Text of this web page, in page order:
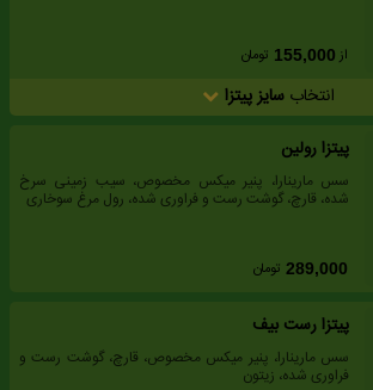
از 155,000 تومان
انتخابسایز پیتزا
پیتزا رولین
سس مارینارا، پنیر میکس مخصوص، سیب زمینی سرخ
شده، قارچ، گوشت رست و فراوری شده، رول مرغ سوخاری
289,000 تومان
پیتزا رست بیف
سس مارینارا، پنیر میکس مخصوص، قارچ، گوشت رست و
فراوری شده، زیتون